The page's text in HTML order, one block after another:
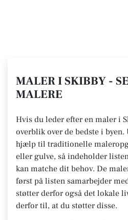
MALER I SKIBBY -
MALERE
Hvis du leder efter en maler i
overblik over de bedste i byen.
hjælp til traditionelle
eller gulve, så indeholder
kan matche dit behov. De
først på listen samarbejder
støtter derfor også det lokale
derfor til, at du støtter disse.